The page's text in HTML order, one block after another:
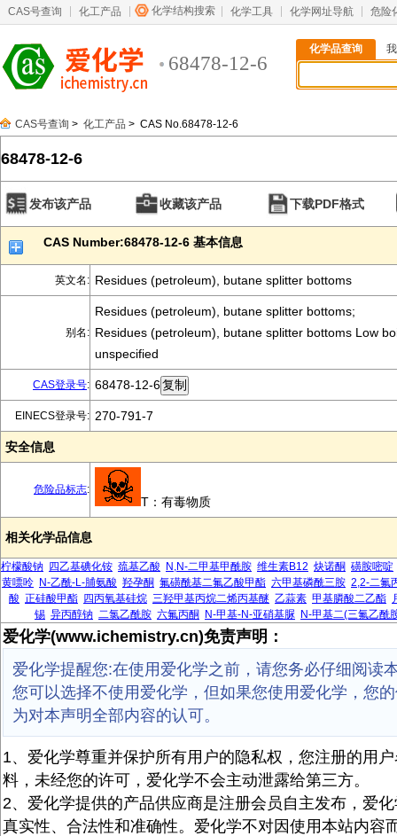
CAS号查询 化工产品 化学结构搜索 化学工具 化学网址导航 危险
68478-12-6
化学品查询
CAS号查询 > 化工产品 > CAS No.68478-12-6
68478-12-6
发布该产品 收藏该产品 下载PDF格式
CAS Number:68478-12-6 基本信息
英文名: Residues (petroleum), butane splitter bottoms
别名:
Residues (petroleum), butane splitter bottoms;
Residues (petroleum), butane splitter bottoms Low
unspecified
CAS登录号: 68478-12-6
EINECS登录号: 270-791-7
安全信息
危险品标志:
T：有毒物质
相关化学品信息
柠檬酸钠 四乙基碘化铵 巯基乙酸 N,N-二甲基甲酰胺 维生素B12 炔诺酮 磺胺嘧啶
黄嘌呤 N-乙酰-L-脯氨酸 羟孕酮 氟磺酰基二氟乙酸甲酯 六甲基磷酰三胺 2,2-二氟
酸 正硅酸甲酯 四丙氧基硅烷 三羟甲基丙烷二烯丙基醚 乙蒜素 甲基膦酸二乙酯
锡 异丙醇钠 二氯乙酰胺 六氟丙酮 N-甲基-N-亚硝基脲 N-甲基二(三氟乙酰
爱化学(www.ichemistry.cn)免责声明：
爱化学提醒您:在使用爱化学之前，请您务必仔细阅读
您可以选择不使用爱化学，但如果您使用爱化学，您
为对本声明全部内容的认可。
1、爱化学尊重并保护所有用户的隐私权，您注册的用
料，未经您的许可，爱化学不会主动泄露给第三方。
2、爱化学提供的产品供应商是注册会员自主发布，爱
真实性、合法性和准确性。爱化学不对因使用本站内容